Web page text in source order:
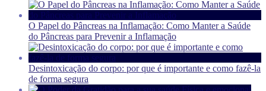
O Papel do Pâncreas na Inflamação: Como Manter a Saúde
do Pâncreas para Prevenir a Inflamação
Desintoxicação do corpo: por que é importante e como fazê-la
de forma segura